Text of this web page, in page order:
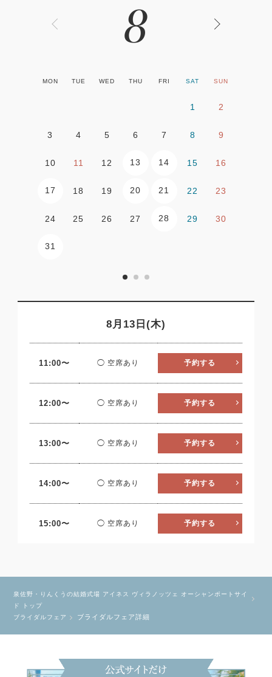
8
MON TUE WED THU FRI SAT SUN
1 2
3 4 5 6 7 8 9
10 11 12 13 14 15 16
17 18 19 20 21 22 23
24 25 26 27 28 29 30
31
8月13日(木)
11:00〜 ◯ 空席あり 予約する
12:00〜 ◯ 空席あり 予約する
13:00〜 ◯ 空席あり 予約する
14:00〜 ◯ 空席あり 予約する
15:00〜 ◯ 空席あり 予約する
泉佐野・りんくうの結婚式場 アイネス ヴィラノッツェ オーシャンポートサイ
ド トップ
ブライダルフェア
ブライダルフェア詳細